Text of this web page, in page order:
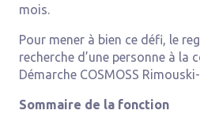
mois.
Pour mener à bien ce défi, le
recherche d’une personne à la
Démarche COSMOSS
Sommaire de la fonction